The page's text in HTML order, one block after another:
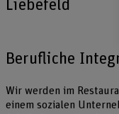
Liebefeld
Berufliche
Wir werden im
einem sozialen